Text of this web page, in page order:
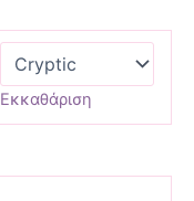
Εκκαθάριση